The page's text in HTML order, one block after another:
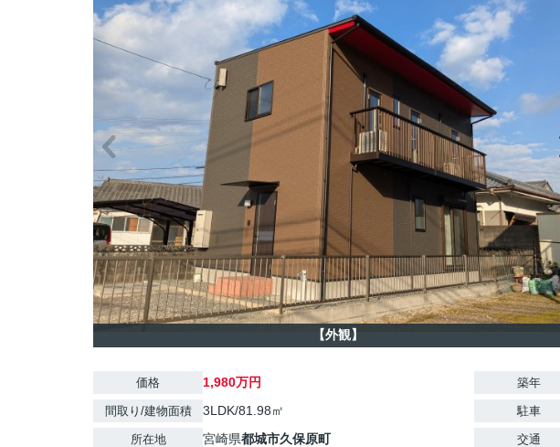
【外観】
価格 1,980万円
間取り/建物面積 3LDK/81.98㎡
所在地 宮崎県都城市久保原町
築年
駐車
交通